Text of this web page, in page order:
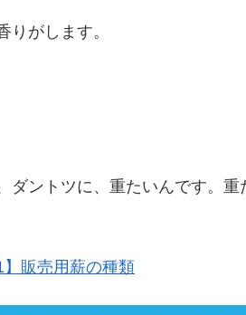
りがします。
ダントツに、重たいんです。
販売用薪の種類